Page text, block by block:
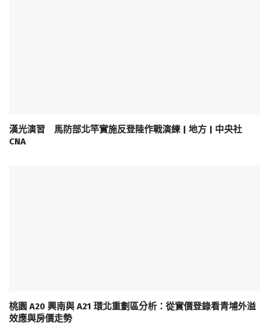
漢光演習 馬防部北竿實施反登陸作戰演練 | 地方 | 中央社
CNA
桃園 A20 興南與 A21 環北重劃區分析：從實價登錄看青埔外溢
效應與房價走勢